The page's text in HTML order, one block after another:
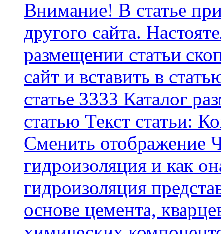
Внимание! В статье
другого сайта.
размещении статьи
сайт и вставить в
статье 3333 Каталог
статью Текст статьи:
Cменить отображение
гидроизоляция и как
гидроизоляция
основе цемента,